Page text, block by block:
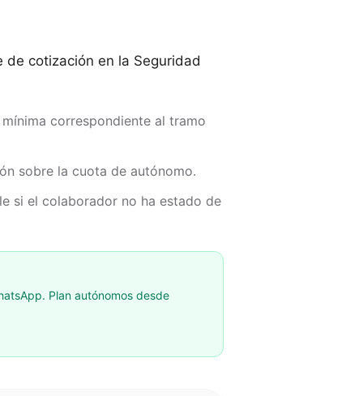
cotización en la Seguridad
correspondiente al tramo
sobre la cuota de autónomo.
si el colaborador no ha estado de
Plan autónomos desde